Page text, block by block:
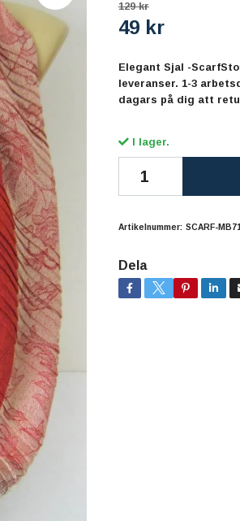
129 kr
49 kr
Elegant Sjal -
leveranser. 1-3
dagars på dig att
I lager.
Artikelnummer: SCARF-
Dela